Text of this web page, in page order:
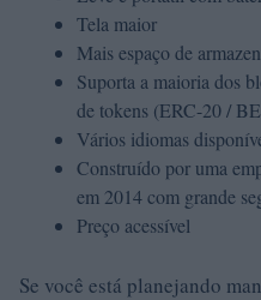
Tela maior
Mais espaço de
Suporta a maioria dos
de tokens (ERC-20 /
Vários idiomas
Construído por uma
em 2014 com grande
Preço acessível
Se você está planejando